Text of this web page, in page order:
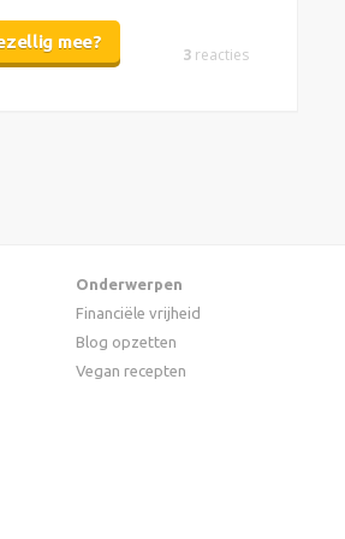
mee?
3 reacties
Onderwerpen
Financiële vrijheid
Blog opzetten
Vegan recepten